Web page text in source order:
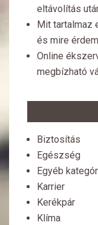
eltávolítás
Mit tartalmaz
és mire
Online
megbízható
Biztosítás
Egészség
Egyéb
Karrier
Kerékpár
Klíma